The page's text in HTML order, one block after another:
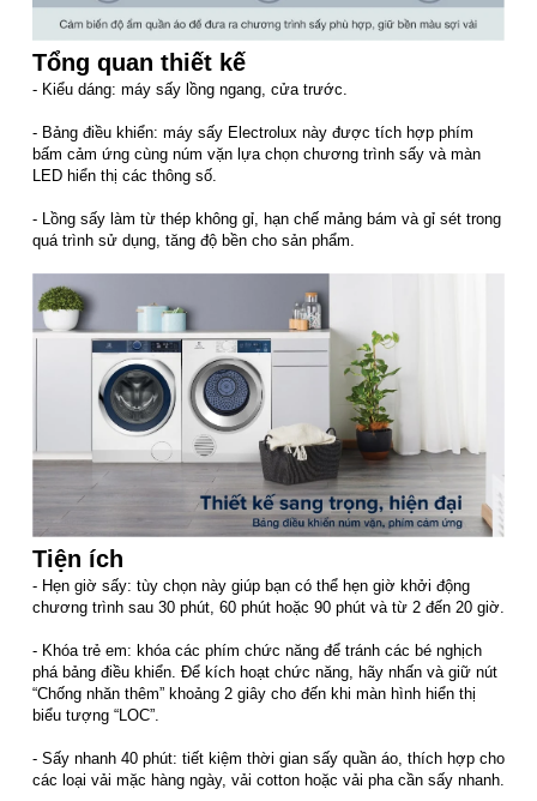
Tổng quan thiết kế
- Kiểu dáng: máy sấy lồng ngang, cửa trước.
- Bảng điều khiển: máy sấy Electrolux này được tích hợp phím
bấm cảm ứng cùng núm vặn lựa chọn chương trình sấy và màn
LED hiển thị các thông số.
- Lồng sấy làm từ thép không gỉ, hạn chế mảng bám và gỉ sét trong
quá trình sử dụng, tăng độ bền cho sản phẩm.
Tiện ích
- Hẹn giờ sấy: tùy chọn này giúp bạn có thể hẹn giờ khởi động
chương trình sau 30 phút, 60 phút hoặc 90 phút và từ 2 đến 20 giờ.
- Khóa trẻ em: khóa các phím chức năng để tránh các bé nghịch
phá bảng điều khiển. Để kích hoạt chức năng, hãy nhấn và giữ nút
“Chống nhăn thêm” khoảng 2 giây cho đến khi màn hình hiển thị
biểu tượng “LOC”.
- Sấy nhanh 40 phút: tiết kiệm thời gian sấy quần áo, thích hợp cho
các loại vải mặc hàng ngày, vải cotton hoặc vải pha cần sấy nhanh.